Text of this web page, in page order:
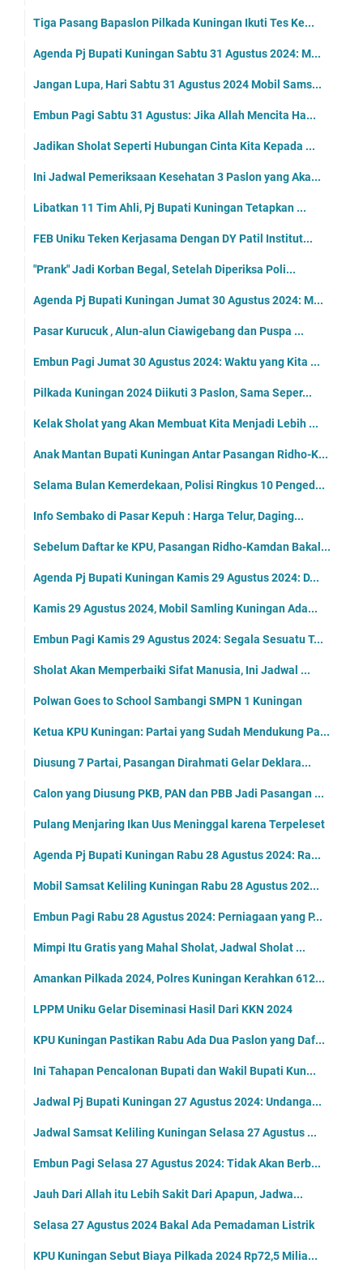
Tiga Pasang Bapaslon Pilkada Kuningan Ikuti Tes Ke...
Agenda Pj Bupati Kuningan Sabtu 31 Agustus 2024: M...
Jangan Lupa, Hari Sabtu 31 Agustus 2024 Mobil Sams...
Embun Pagi Sabtu 31 Agustus: Jika Allah Mencita Ha...
Jadikan Sholat Seperti Hubungan Cinta Kita Kepada ...
Ini Jadwal Pemeriksaan Kesehatan 3 Paslon yang Aka...
Libatkan 11 Tim Ahli, Pj Bupati Kuningan Tetapkan ...
FEB Uniku Teken Kerjasama Dengan DY Patil Institut...
"Prank" Jadi Korban Begal, Setelah Diperiksa Poli...
Agenda Pj Bupati Kuningan Jumat 30 Agustus 2024: M...
Pasar Kurucuk , Alun-alun Ciawigebang dan Puspa ...
Embun Pagi Jumat 30 Agustus 2024: Waktu yang Kita ...
Pilkada Kuningan 2024 Diikuti 3 Paslon, Sama Seper...
Kelak Sholat yang Akan Membuat Kita Menjadi Lebih ...
Anak Mantan Bupati Kuningan Antar Pasangan Ridho-K...
Selama Bulan Kemerdekaan, Polisi Ringkus 10 Penged...
Info Sembako di Pasar Kepuh : Harga Telur, Daging...
Sebelum Daftar ke KPU, Pasangan Ridho-Kamdan Bakal...
Agenda Pj Bupati Kuningan Kamis 29 Agustus 2024: D...
Kamis 29 Agustus 2024, Mobil Samling Kuningan Ada...
Embun Pagi Kamis 29 Agustus 2024: Segala Sesuatu T...
Sholat Akan Memperbaiki Sifat Manusia, Ini Jadwal ...
Polwan Goes to School Sambangi SMPN 1 Kuningan
Ketua KPU Kuningan: Partai yang Sudah Mendukung Pa...
Diusung 7 Partai, Pasangan Dirahmati Gelar Deklara...
Calon yang Diusung PKB, PAN dan PBB Jadi Pasangan ...
Pulang Menjaring Ikan Uus Meninggal karena Terpeleset
Agenda Pj Bupati Kuningan Rabu 28 Agustus 2024: Ra...
Mobil Samsat Keliling Kuningan Rabu 28 Agustus 202...
Embun Pagi Rabu 28 Agustus 2024: Perniagaan yang P...
Mimpi Itu Gratis yang Mahal Sholat, Jadwal Sholat ...
Amankan Pilkada 2024, Polres Kuningan Kerahkan 612...
LPPM Uniku Gelar Diseminasi Hasil Dari KKN 2024
KPU Kuningan Pastikan Rabu Ada Dua Paslon yang Daf...
Ini Tahapan Pencalonan Bupati dan Wakil Bupati Kun...
Jadwal Pj Bupati Kuningan 27 Agustus 2024: Undanga...
Jadwal Samsat Keliling Kuningan Selasa 27 Agustus ...
Embun Pagi Selasa 27 Agustus 2024: Tidak Akan Berb...
Jauh Dari Allah itu Lebih Sakit Dari Apapun, Jadwa...
Selasa 27 Agustus 2024 Bakal Ada Pemadaman Listrik
KPU Kuningan Sebut Biaya Pilkada 2024 Rp72,5 Milia...